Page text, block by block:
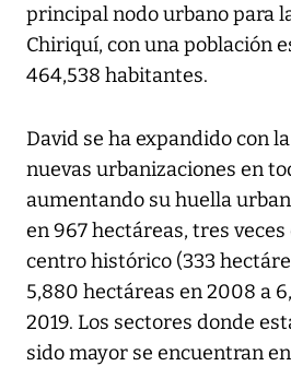
principal nodo urbano para
Chiriquí, con una población
464,538 habitantes.
David se ha expandido con
nuevas urbanizaciones en
aumentando su huella
en 967 hectáreas, tres
centro histórico (333
5,880 hectáreas en 2008 a
2019. Los sectores donde
sido mayor se encuentran